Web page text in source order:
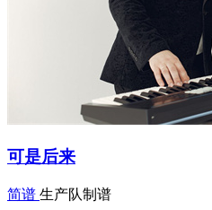
可是后来
简谱 生产队制谱